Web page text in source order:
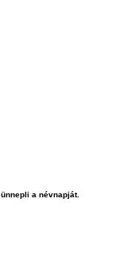
ünnepli a névnapját.